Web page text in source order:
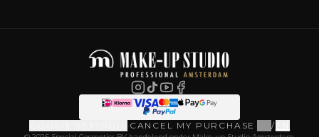
·CANCEL MY PURCHASE · /